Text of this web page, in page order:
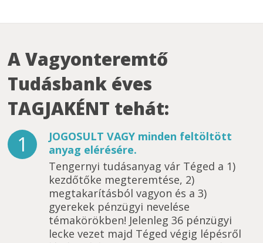
A Vagyonteremtő
Tudásbank éves
TAGJAKÉNT tehát:
1
JOGOSULT VAGY minden feltöltött
anyag elérésére.
Tengernyi tudásanyag vár Téged a 1)
kezdőtőke megteremtése, 2)
megtakarításból vagyon és a 3)
gyerekek pénzügyi nevelése
témakörökben! Jelenleg 36 pénzügyi
lecke vezet majd Téged végig lépésről